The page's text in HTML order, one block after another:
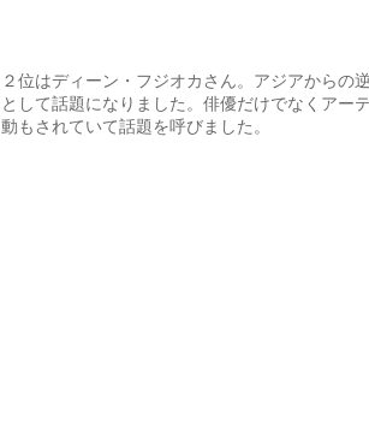
２位はディーン・フジオカさん。アジアからの
として話題になりました。俳優だけでなくアー
動もされていて話題を呼びました。